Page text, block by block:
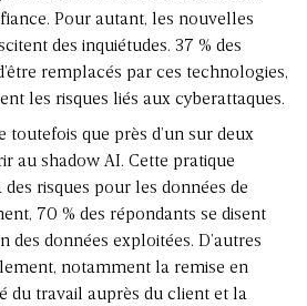
Pour autant, les nouvelles
des inquiétudes. 37 % des
remplacés par ces technologies,
les risques liés aux cyberattaques.
toutefois que près d’un sur deux
au shadow AI. Cette pratique
des risques pour les données de
70 % des répondants se disent
des données exploitées. D’autres
notamment la remise en
du travail auprès du client et la